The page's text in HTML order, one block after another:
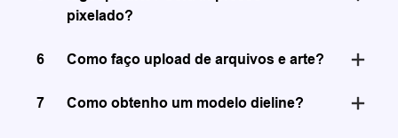
pixelado?
6 Como faço upload de arquivos e arte?
7 Como obtenho um modelo dieline?